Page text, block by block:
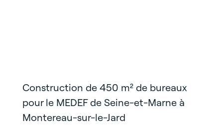
Construction de 450 m² de bureaux
pour le MEDEF de Seine-et-Marne à
Montereau-sur-le-Jard